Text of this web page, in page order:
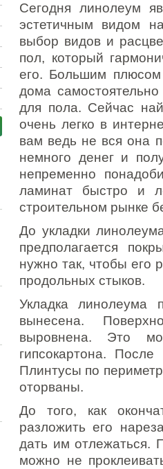
Сегодня линолеум
эстетичным видом
выбор видов и
пол, который
его. Большим плюсом
дома
для пола. Сейчас
очень легко в
вам ведь не вся она
немного денег и
непременно
ламинат быстро и
строительном рынке
До укладки
предполагается
нужно так, чтобы его
продольных стыков.
Укладка линолеума
вынесена.
выровнена. Это
гипсокартона.
Плинтусы по
оторваны.
До того, как
разложить его
дать им отлежаться.
можно не